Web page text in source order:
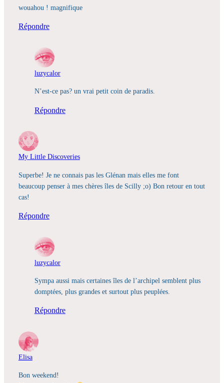
wouahou ! magnifique
Répondre
luzycalor
N’est-ce pas? un vrai petit coin de paradis.
Répondre
My Little Discoveries
Superbe! Je ne connais pas les Glénan mais elles me font
beaucoup penser à mes chères îles de Scilly ;o) Bon retour en tout
cas!
Répondre
luzycalor
Sympa aussi mais certaines îles de l’archipel semblent plus
domptées, plus grandes et surtout plus peuplées.
Répondre
Elisa
Bon weekend!